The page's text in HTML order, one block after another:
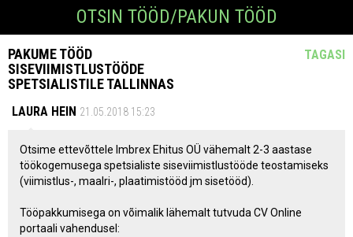
OTSIN TÖÖD/PAKUN TÖÖD
PAKUME TÖÖD
SISEVIIMISTLUSTÖÖDE
SPETSIALISTILE TALLINNAS
TAGASI
LAURA HEIN 21.05.2018 15:23
Otsime ettevõttele Imbrex Ehitus OÜ vähemalt 2-3 aastase
töökogemusega spetsialiste siseviimistlustööde teostamiseks
(viimistlus-, maalri-, plaatimistööd jm sisetööd).
Tööpakkumisega on võimalik lähemalt tutvuda CV Online
portaali vahendusel: